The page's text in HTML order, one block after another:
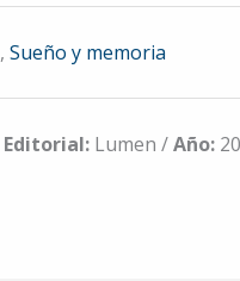
,Sueño y memoria
Editorial: Lumen /Año: